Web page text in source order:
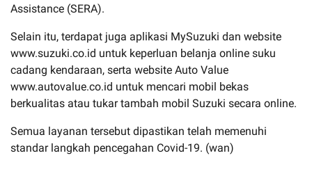
Assistance (SERA).
Selain itu, terdapat juga aplikasi MySuzuki dan website
www.suzuki.co.id untuk keperluan belanja online suku
cadang kendaraan, serta website Auto Value
www.autovalue.co.id untuk mencari mobil bekas
berkualitas atau tukar tambah mobil Suzuki secara online.
Semua layanan tersebut dipastikan telah memenuhi
standar langkah pencegahan Covid-19. (wan)